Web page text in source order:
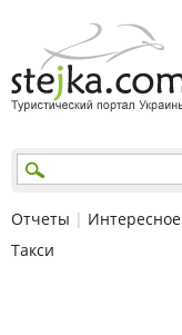
Отчеты | Интересное
Такси